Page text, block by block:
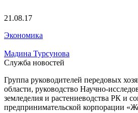
21.08.17
Экономика
Мадина Турсунова
Служба новостей
Группа руководителей передовых
области, руководство Научно-
земледелия и растениеводства РК и
предпринимательской корпорации